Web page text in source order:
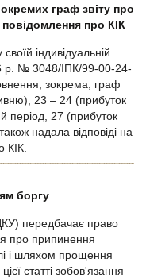
граф звіту про
повідомлення про КІК
індивідуальній
р. № 3048/ІПК/99-00-24-
зокрема, граф
23 – 24 (прибуток
період, 27 (прибуток
надала відповіді на
КІК.
боргу
передбачає право
про припинення
і шляхом прощення
статті зобов'язання